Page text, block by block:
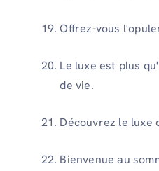
Offrez-vous
Le luxe est plus
de vie.
Découvrez le luxe
Bienvenue au